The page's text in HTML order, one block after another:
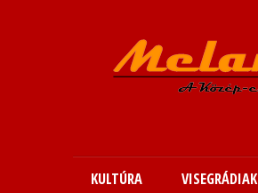
KULTÚRA VISEGRÁDIAK